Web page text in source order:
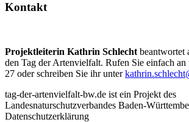
Kontakt
Projektleiterin Kathrin Schlecht beantwortet
den Tag der Artenvielfalt. Rufen Sie einfach an
27 oder schreiben Sie ihr unter
tag-der-artenvielfalt-bw.de ist ein Projekt des
Landesnaturschutzverbandes Baden-
Datenschutzerklärung